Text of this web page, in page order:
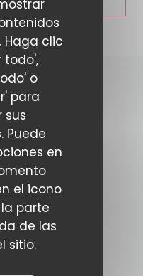
Haga clic
todo',
o
para
sus
Puede
en
el icono
parte
de las
sitio.